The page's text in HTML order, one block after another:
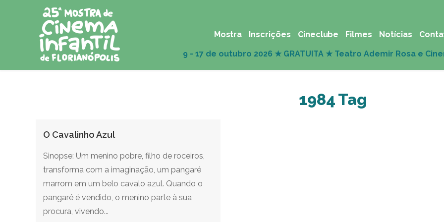
Mostra Inscrições Cineclube Filmes Notícias
1984 Tag
O Cavalinho Azul
Sinopse: Um menino pobre, filho de roceiros,
transforma com a imaginação, um pangaré
marrom em um belo cavalo azul. Quando o
pangaré é vendido, o menino parte à sua
procura, vivendo...